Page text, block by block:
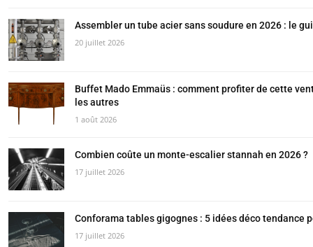
Assembler un tube acier sans soudure en 2026 : le
20 juillet 2026
Buffet Mado Emmaüs : comment profiter de cette
les autres
1 août 2026
Combien coûte un monte-escalier stannah en 2026 ?
17 juillet 2026
Conforama tables gigognes : 5 idées déco tendance
17 juillet 2026